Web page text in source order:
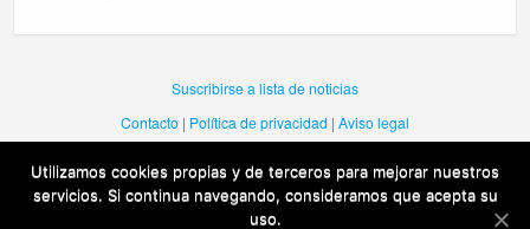
Suscribirse a lista de noticias
Contacto | Política de privacidad | Aviso legal
Una web de la Dirección General de Política Lingüistica del Gobierno de
Aragón
Utilizamos cookies propias y de terceros para mejorar nuestros
servicios. Si continua navegando, consideramos que acepta su
uso.